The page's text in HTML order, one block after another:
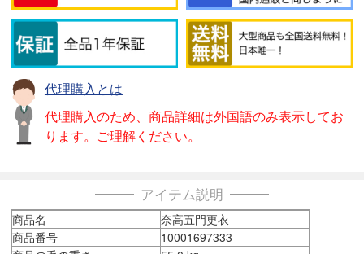
代理購入とは
代理購入のため、商品詳細は外国語のみ表示してお
ります。ご理解ください。
アイテム説明
商品名
奈高五門更衣
商品番号
10001697333